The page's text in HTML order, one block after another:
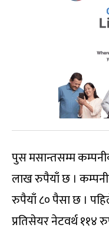
पुस मसान्तसम्म
लाख रुपैयाँ छ ।
रुपैयाँ ८० पैसा छ ।
प्रतिसेयर नेटवर्थ ११४